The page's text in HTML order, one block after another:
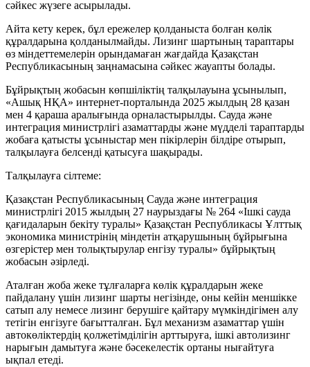
сәйкес жүзеге асырылады.
Айта кету керек, бұл ережелер қолданыста болған көлік
құралдарына қолданылмайды. Лизинг шартының тараптары
өз міндеттемелерін орындамаған жағдайда Қазақстан
Республикасының заңнамасына сәйкес жауапты болады.
Бұйрықтың жобасын көпшіліктің талқылауына ұсынылып,
«Ашық НҚА» интернет-порталында 2025 жылдың 28 қазан
мен 4 қараша аралығында орналастырылды. Сауда және
интеграция министрлігі азаматтарды және мүдделі тараптарды
жобаға қатысты ұсыныстар мен пікірлерін білдіре отырып,
талқылауға белсенді қатысуға шақырады.
Талқылауға сілтеме:
Қазақстан Республикасының Сауда және интеграция
министрлігі 2015 жылдың 27 наурыздағы № 264 «Ішкі сауда
қағидаларын бекіту туралы» Қазақстан Республикасы Ұлттық
экономика министрінің міндетін атқарушының бұйрығына
өзгерістер мен толықтырулар енгізу туралы» бұйрықтың
жобасын әзірледі.
Аталған жоба жеке тұлғаларға көлік құралдарын жеке
пайдалану үшін лизинг шарты негізінде, оны кейін меншікке
сатып алу немесе лизинг берушіге қайтару мүмкіндігімен алу
тетігін енгізуге бағытталған. Бұл механизм азаматтар үшін
автокөліктердің қолжетімділігін арттыруға, ішкі автолизинг
нарығын дамытуға және бәсекелестік ортаны нығайтуға
ықпал етеді.